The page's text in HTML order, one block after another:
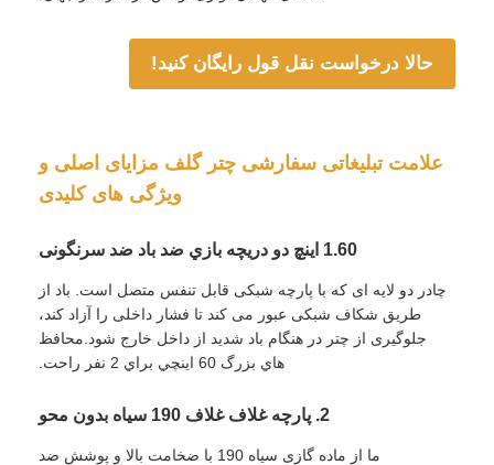
دربارهی ما
کارخانه تور
تماس با ما
حالا درخواست نقل قول رایگان کنید!
علامت تبلیغاتی سفارشی چتر گلف مزایای اصلی و
ویژگی های کلیدی
1.60 اینچ دو دریچه بازي ضد باد ضد سرنگونی
چادر دو لایه ای که با پارچه شبکی قابل تنفس متصل است. باد از
طریق شکاف شبکی عبور می کند تا فشار داخلی را آزاد کند،
جلوگیری از چتر در هنگام باد شدید از داخل خارج شود.محافظ
هاي بزرگ 60 اينچي براي 2 نفر راحت.
2. پارچه غلاف غلاف 190 سیاه بدون محو
ما از ماده گازی سیاه 190 با ضخامت بالا و پوشش ضد